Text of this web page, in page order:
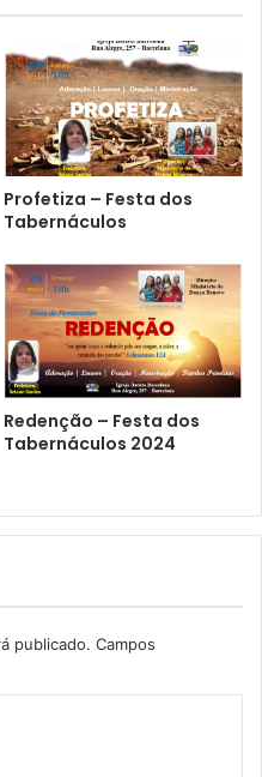
Profetiza – Festa dos
Tabernáculos
Redenção – Festa dos
Tabernáculos 2024
publicado. Campos